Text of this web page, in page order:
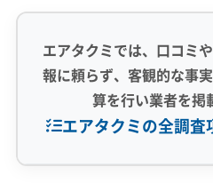
エアタクミでは、口コミ
報に頼らず、客観的な事
算を行い業者を掲
エアタクミの全調査